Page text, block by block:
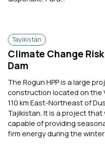
Tayikistán
Climate Change
Dam
The Rogun HPP is a large
construction located on the
110 km East-Northeast of
Tajikistan. It is a project that
capable of providing
firm energy during the winter